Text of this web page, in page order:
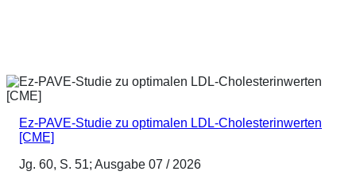
Ez-PAVE-Studie zu optimalen LDL-Cholesterinwerten
[CME]
Jg. 60, S. 51; Ausgabe 07 / 2026